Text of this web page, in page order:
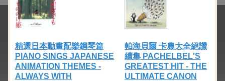
精選日本動畫配樂鋼琴篇
PIANO SINGS JAPANESE
ANIMATION THEMES -
ALWAYS WITH
帕海貝爾 卡農大全絕讚
續集 PACHELBEL'S
GREATEST HIT - THE
ULTIMATE CANON